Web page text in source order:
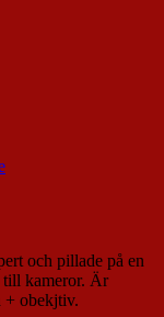
och pillade på en
kameror. Är
+ obekjtiv.